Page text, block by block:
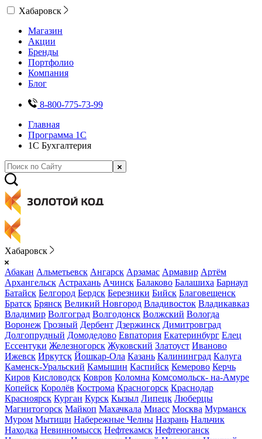
Хабаровск
Магазин
Акции
Бренды
Портфолио
Компания
Блог
8-800-775-73-99
Главная
Программа 1С
1С Бухгалтерия
Хабаровск
Абакан Альметьевск Ангарск Арзамас Армавир Артём
Архангельск Астрахань Ачинск Балаково Балашиха Барнаул
Батайск Белгород Бердск Березники Бийск Благовещенск
Братск Брянск Великий Новгород Владивосток Владикавказ
Владимир Волгоград Волгодонск Волжский Вологда
Воронеж Грозный Дербент Дзержинск Димитровград
Долгопрудный Домодедово Евпатория Екатеринбург Елец
Ессентуки Железногорск Жуковский Златоуст Иваново
Ижевск Иркутск Йошкар-Ола Казань Калининград Калуга
Каменск-Уральский Камышин Каспийск Кемерово Керчь
Киров Кисловодск Ковров Коломна Комсомольск- на-Амуре
Копейск Королёв Кострома Красногорск Краснодар
Красноярск Курган Курск Кызыл Липецк Люберцы
Магнитогорск Майкоп Махачкала Миасс Москва Мурманск
Муром Мытищи Набережные Челны Назрань Нальчик
Находка Невинномысск Нефтекамск Нефтеюганск